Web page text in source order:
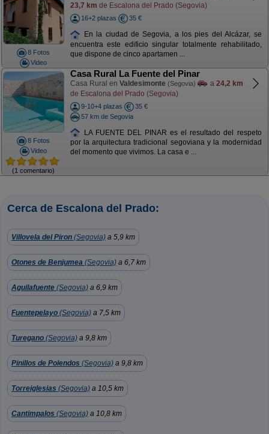
8 Fotos
Video
23,7 km de Escalona del Prado (Segovia)
16+2 plazas 35 €
En la ciudad de Segovia, a los pies del Alcázar, se
encuentra este edificio singular totalmente rehabilitado,
que dispone de cinco apartamen ...
8 Fotos
Video
(1 comentario)
Casa Rural La Fuente del Pinar
Casa Rural en Valdesimonte (Segovia) a 24,2 km
de Escalona del Prado (Segovia)
9-10+4 plazas
35 €
57 km de Segovia
LA FUENTE DEL PINAR es el resultado del respeto
por la arquitectura tradicional segoviana y la modernidad
del momento que vivimos. La casa e ...
Cerca de Escalona del Prado:
Villovela del Piron (Segovia) a 5,9 km
Otones de Benjumea (Segovia) a 6,7 km
Aguilafuente (Segovia) a 6,9 km
Fuentepelayo (Segovia) a 7,5 km
Turegano (Segovia) a 9,8 km
Pinillos de Polendos (Segovia) a 9,8 km
Torreiglesias (Segovia) a 10,5 km
Cantimpalos (Segovia) a 10,8 km